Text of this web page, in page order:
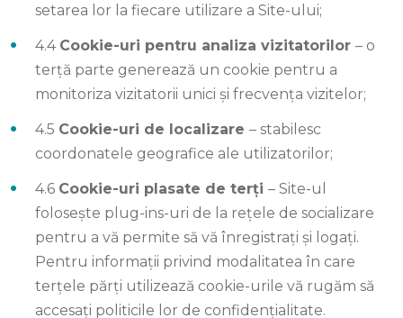
setarea lor la fiecare utilizare a Site-ului;
4.4 Cookie-uri pentru analiza vizitatorilor – o
terță parte generează un cookie pentru a
monitoriza vizitatorii unici și frecvența vizitelor;
4.5 Cookie-uri de localizare – stabilesc
coordonatele geografice ale utilizatorilor;
4.6 Cookie-uri plasate de terți – Site-ul
folosește plug-ins-uri de la rețele de socializare
pentru a vă permite să vă înregistrați și logați.
Pentru informații privind modalitatea în care
terțele părți utilizează cookie-urile vă rugăm să
accesați politicile lor de confidențialitate.